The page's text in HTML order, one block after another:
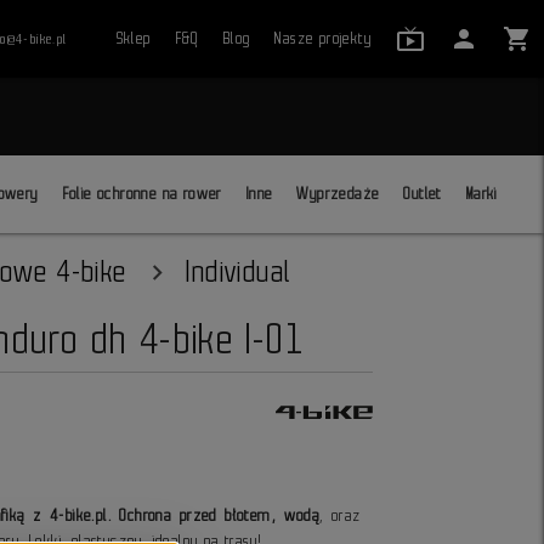
bike.pl Sklep F&Q Blog Nasze projekty live_tv_24
person shopping_cart
Folie ochronne na rower Inne Wyprzedaże Outlet Marki
4-bike Individual
dh 4-bike I-01
z 4-bike.pl. Ochrona przed błotem, wodą , oraz
Lekki, elastyczny, idealny na trasy!